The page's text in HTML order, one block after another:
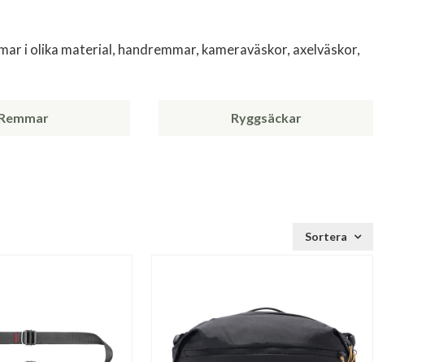
i olika material, handremmar, kameraväskor, axelväskor,
Ryggsäckar
Sortera